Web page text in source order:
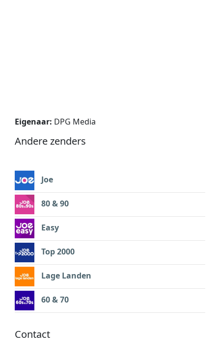
Eigenaar: DPG Media
Andere zenders
Joe
80 & 90
Easy
Top 2000
Lage Landen
60 & 70
Contact